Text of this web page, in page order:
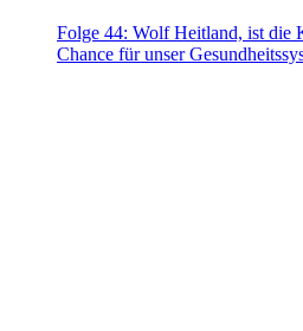
Folge 44: Wolf Heitland, ist die
Chance für unser